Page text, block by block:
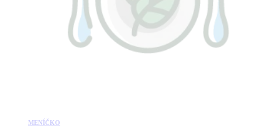
MENÍČKO